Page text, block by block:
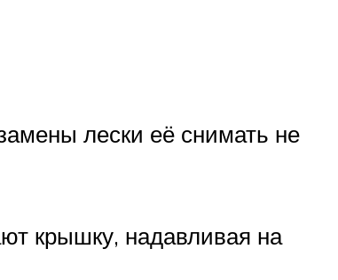
лески её снимать не
крышку, надавливая на